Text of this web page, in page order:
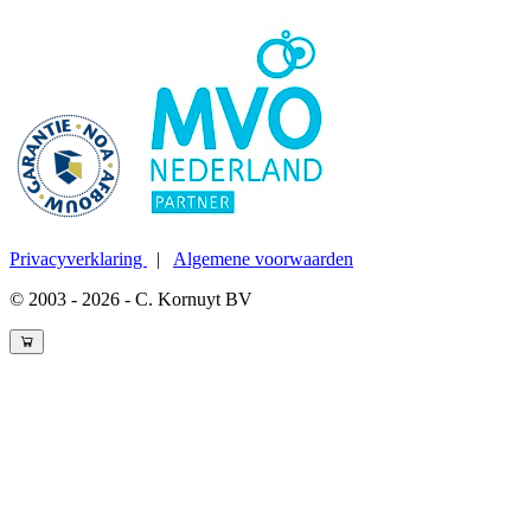
Privacyverklaring | Algemene voorwaarden
© 2003 - 2026 - C. Kornuyt BV